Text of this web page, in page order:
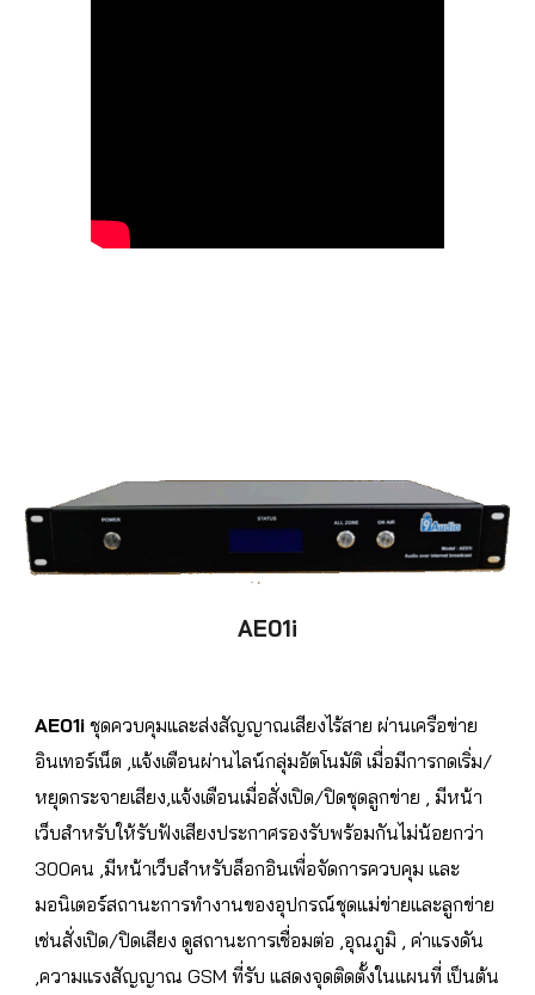
AE01i
AE01i ชุดควบคุมและส่งสัญญาณเสียงไร้สาย ผ่านเครือข่าย
อินเทอร์เน็ต ,แจ้งเตือนผ่านไลน์กลุ่มอัตโนมัติ เมื่อมีการกดเริ่ม/
หยุดกระจายเสียง,แจ้งเตือนเมื่อสั่งเปิด/ปิดชุดลูกข่าย , มีหน้า
เว็บสำหรับให้รับฟังเสียงประกาศรองรับพร้อมกันไม่น้อยกว่า
300คน ,มีหน้าเว็บสำหรับล็อกอินเพื่อจัดการควบคุม และ
มอนิเตอร์สถานะการทำงานของอุปกรณ์ชุดแม่ข่ายและลูกข่าย
เช่นสั่งเปิด/ปิดเสียง ดูสถานะการเชื่อมต่อ ,อุณภูมิ , ค่าแรงดัน
,ความแรงสัญญาณ GSM ที่รับ แสดงจุดติดตั้งในแผนที่ เป็นต้น